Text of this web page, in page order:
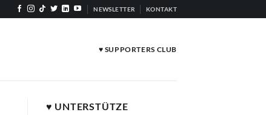
NEWSLETTER KONTAKT
♥ SUPPORTERS CLUB
♥ UNTERSTÜTZE